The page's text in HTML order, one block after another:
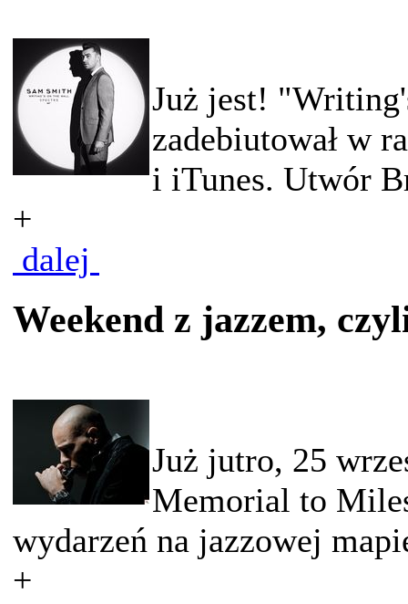
Już jest!
zadebiutował w
i iTunes. Utwór
+
dalej
Weekend z jazzem,
Już jutro, 25
Memorial to
wydarzeń na jazzowej
+